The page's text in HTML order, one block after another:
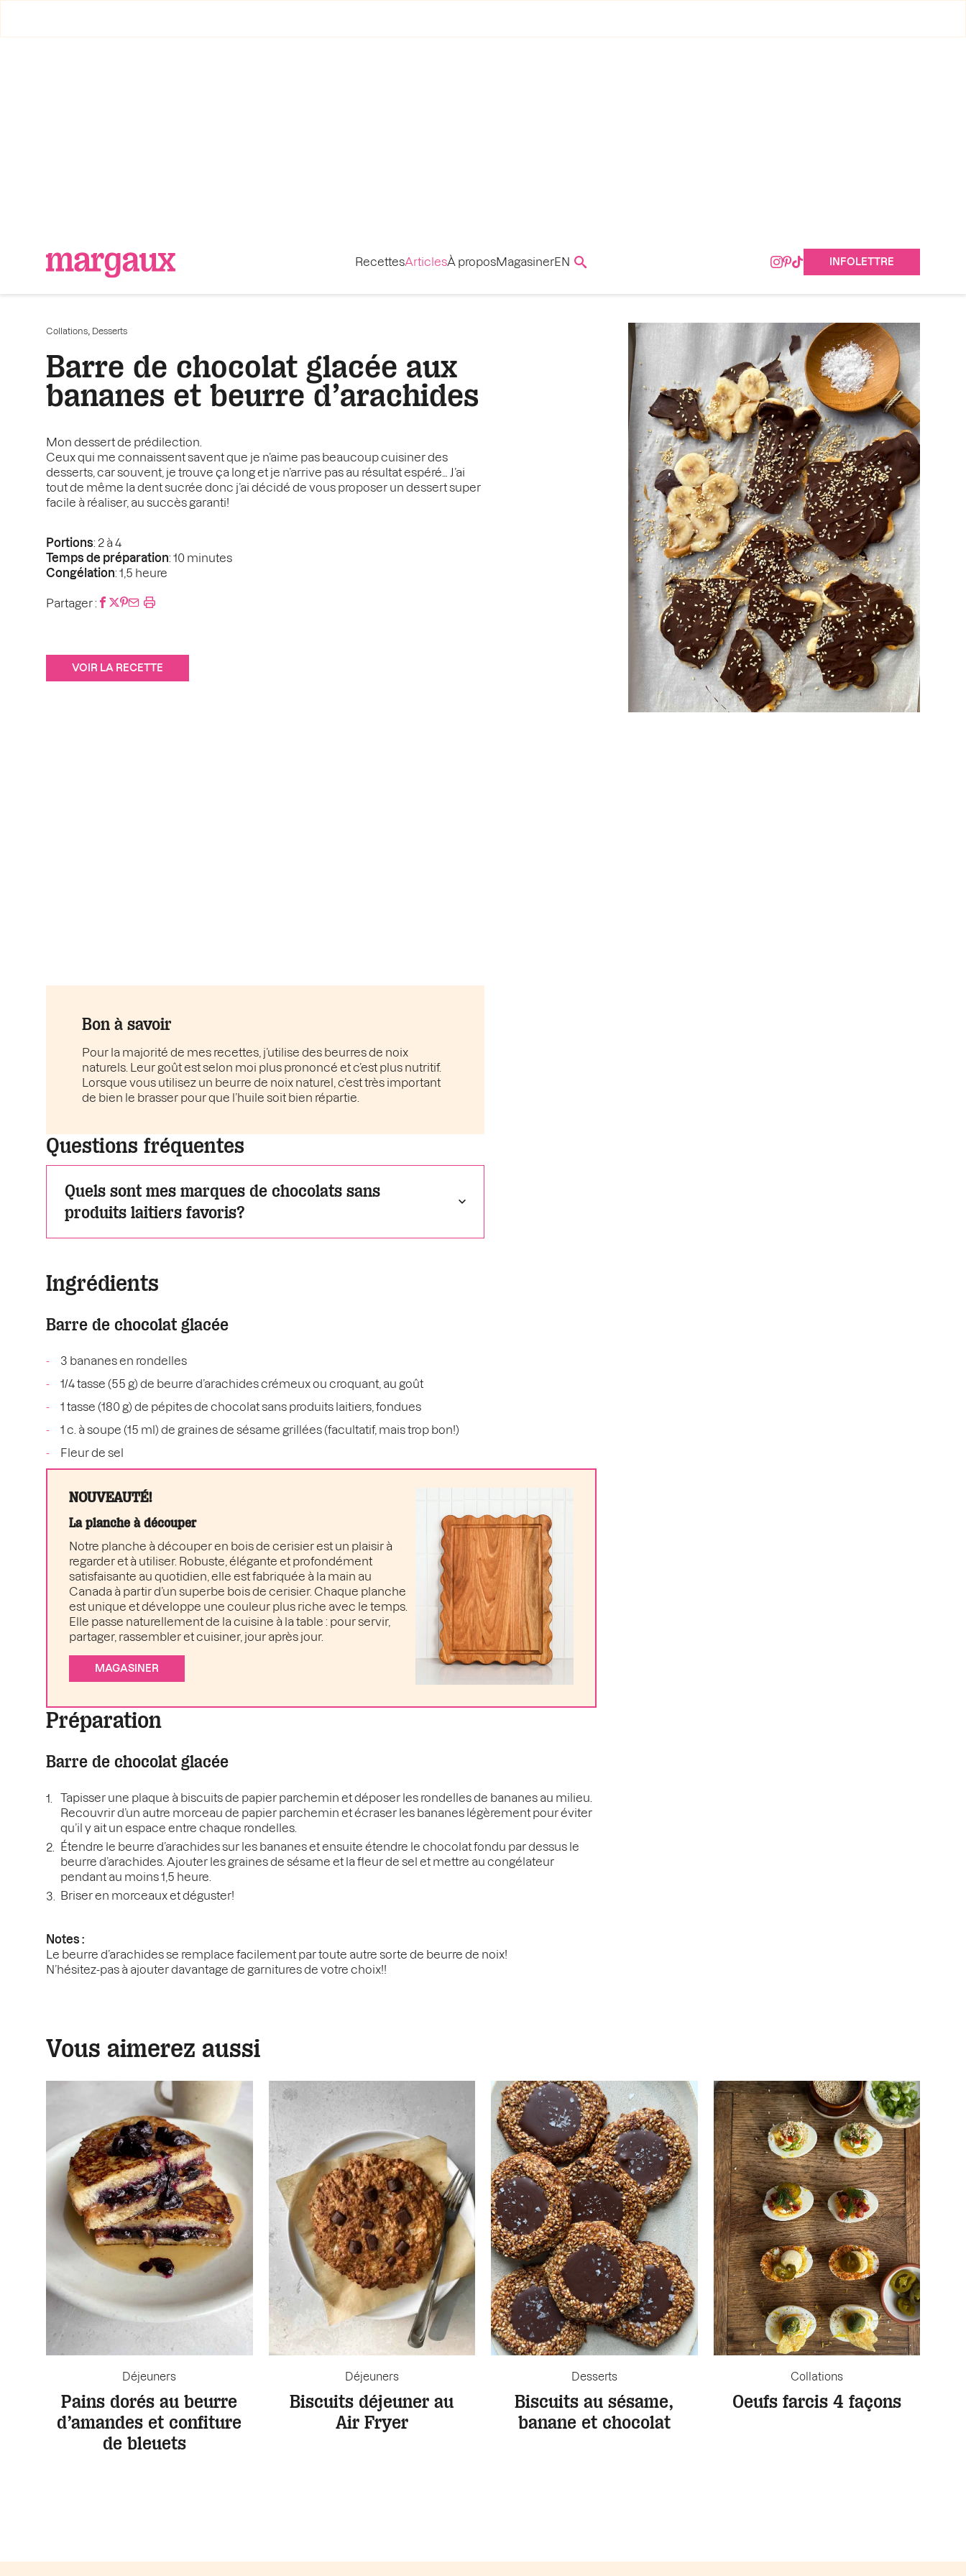
RecettesArticlesÀ proposMagasinerEN INFOLETTRE
Collations Desserts
Barre de chocolat glacée aux
bananes et beurre d’arachides
Mon dessert de prédilection.
Ceux qui me connaissent savent que je n’aime pas beaucoup cuisiner des
desserts, car souvent, je trouve ça long et je n’arrive pas au résultat espéré… J’ai
tout de même la dent sucrée donc j’ai décidé de vous proposer un dessert super
facile à réaliser, au succès garanti!
Portions: 2 à 4
Temps de préparation: 10 minutes
Congélation: 1,5 heure
Partager :
VOIR LA RECETTE
Bon à savoir
Pour la majorité de mes recettes, j’utilise des beurres de noix
naturels. Leur goût est selon moi plus prononcé et c’est plus nutritif.
Lorsque vous utilisez un beurre de noix naturel, c’est très important
de bien le brasser pour que l’huile soit bien répartie.
Questions fréquentes
Quels sont mes marques de chocolats sans
produits laitiers favoris?
Ingrédients
Barre de chocolat glacée
3 bananes en rondelles
1/4 tasse (55 g) de beurre d’arachides crémeux ou croquant, au goût
1 tasse (180 g) de pépites de chocolat sans produits laitiers, fondues
1 c. à soupe (15 ml) de graines de sésame grillées (facultatif, mais trop bon!)
Fleur de sel
NOUVEAUTÉ!
La planche à découper
Notre planche à découper en bois de cerisier est un plaisir à
regarder et à utiliser. Robuste, élégante et profondément
satisfaisante au quotidien, elle est fabriquée à la main au
Canada à partir d’un superbe bois de cerisier. Chaque planche
est unique et développe une couleur plus riche avec le temps.
Elle passe naturellement de la cuisine à la table : pour servir,
partager, rassembler et cuisiner, jour après jour.
MAGASINER
Préparation
Barre de chocolat glacée
Tapisser une plaque à biscuits de papier parchemin et déposer les rondelles de bananes au milieu.
Recouvrir d’un autre morceau de papier parchemin et écraser les bananes légèrement pour éviter
qu’il y ait un espace entre chaque rondelles.
Étendre le beurre d’arachides sur les bananes et ensuite étendre le chocolat fondu par dessus le
beurre d’arachides. Ajouter les graines de sésame et la fleur de sel et mettre au congélateur
pendant au moins 1,5 heure.
Briser en morceaux et déguster!
Notes :
Le beurre d’arachides se remplace facilement par toute autre sorte de beurre de noix!
N’hésitez-pas à ajouter davantage de garnitures de votre choix!!
Vous aimerez aussi
Déjeuners
Pains dorés au beurre
d’amandes et confiture
de bleuets
Déjeuners
Biscuits déjeuner au
Air Fryer
Desserts
Biscuits au sésame,
banane et chocolat
Collations
Oeufs farcis 4 façons